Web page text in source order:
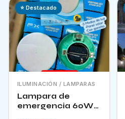
⭐ Destacado
ILUMINACIÓN / LAMPARAS
Lampara de
emergencia 60W